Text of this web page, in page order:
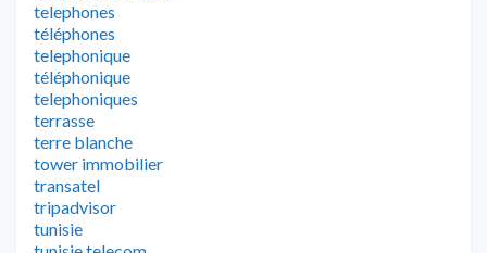
telephones
téléphones
telephonique
téléphonique
telephoniques
terrasse
terre blanche
tower immobilier
transatel
tripadvisor
tunisie